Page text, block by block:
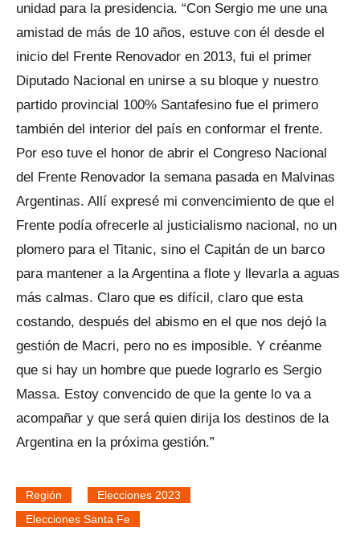
unidad para la presidencia. “Con Sergio me une una
amistad de más de 10 años, estuve con él desde el
inicio del Frente Renovador en 2013, fui el primer
Diputado Nacional en unirse a su bloque y nuestro
partido provincial 100% Santafesino fue el primero
también del interior del país en conformar el frente.
Por eso tuve el honor de abrir el Congreso Nacional
del Frente Renovador la semana pasada en Malvinas
Argentinas. Allí expresé mi convencimiento de que el
Frente podía ofrecerle al justicialismo nacional, no un
plomero para el Titanic, sino el Capitán de un barco
para mantener a la Argentina a flote y llevarla a aguas
más calmas. Claro que es difícil, claro que esta
costando, después del abismo en el que nos dejó la
gestión de Macri, pero no es imposible. Y créanme
que si hay un hombre que puede lograrlo es Sergio
Massa. Estoy convencido de que la gente lo va a
acompañar y que será quien dirija los destinos de la
Argentina en la próxima gestión.”
Región
Elecciones 2023
Elecciones Santa Fe